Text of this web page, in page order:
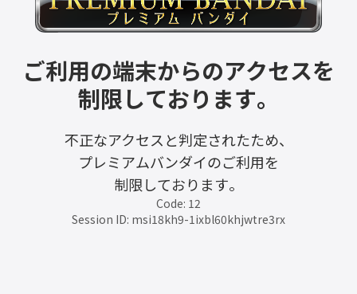
ご利用の端末からのアクセスを
制限しております。
不正なアクセスと判定されたため、
プレミアムバンダイのご利用を
制限しております。
Code: 12
Session ID: msi18kh9-1ixbl60khjwtre3rx